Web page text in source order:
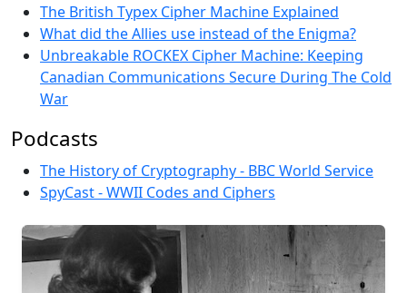
The British Typex Cipher Machine Explained
What did the Allies use instead of the Enigma?
Unbreakable ROCKEX Cipher Machine: Keeping
Canadian Communications Secure During The Cold
War
Podcasts
The History of Cryptography - BBC World Service
SpyCast - WWII Codes and Ciphers